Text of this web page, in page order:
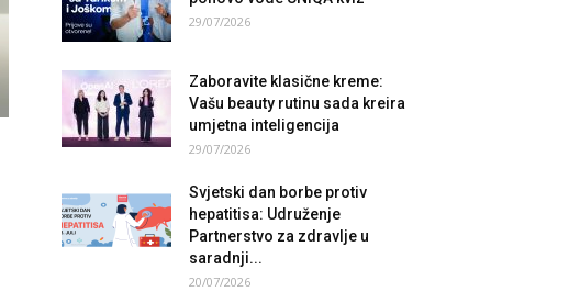
29/07/2026
Zaboravite klasične kreme:
Vašu beauty rutinu sada kreira
umjetna inteligencija
29/07/2026
Svjetski dan borbe protiv
hepatitisa: Udruženje
Partnerstvo za zdravlje u
saradnji...
20/07/2026